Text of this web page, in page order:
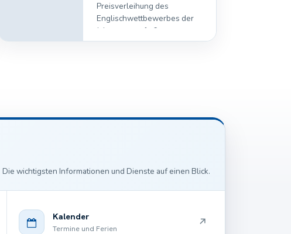
Preisverleihung des
Englischwettbewerbes der
Jahrgangsstufe 6 statt....
Die wichtigsten Informationen und Dienste auf einen Blick.
Kalender
Termine und Ferien ↗